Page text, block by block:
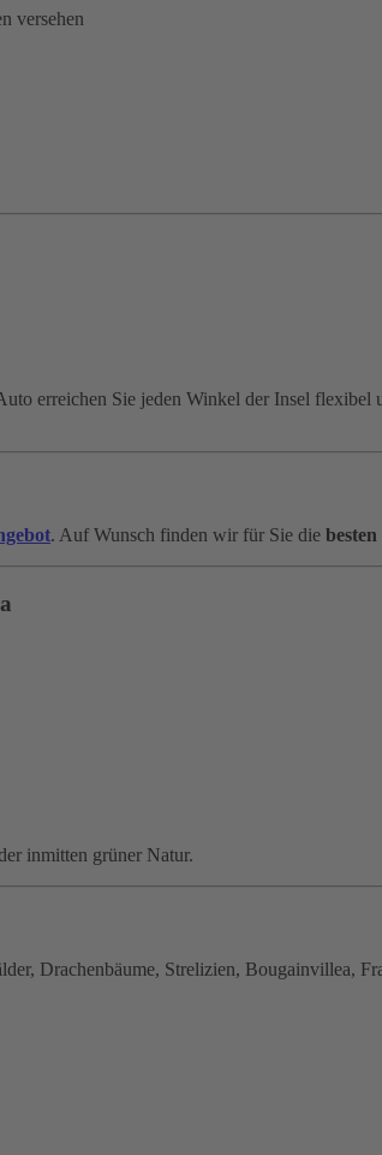
versehen
erreichen Sie jeden Winkel der Insel flexibel
. Auf Wunsch finden wir für Sie die
inmitten grüner Natur.
Drachenbäume, Strelizien, Bougainvillea,